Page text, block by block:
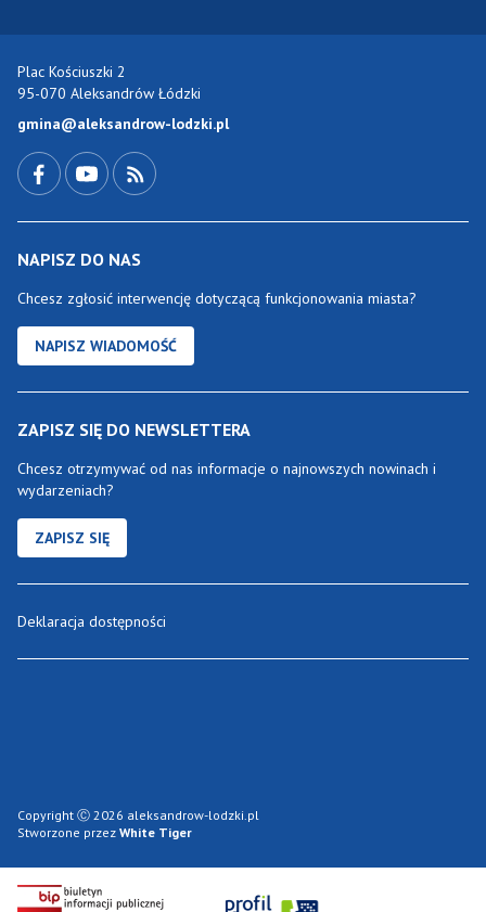
Plac Kościuszki 2
95-070 Aleksandrów Łódzki
gmina@aleksandrow-lodzki.pl
NAPISZ DO NAS
Chcesz zgłosić interwencję dotyczącą funkcjonowania miasta?
NAPISZ WIADOMOŚĆ
ZAPISZ SIĘ DO NEWSLETTERA
Chcesz otrzymywać od nas informacje o najnowszych nowinach i
wydarzeniach?
ZAPISZ SIĘ
Deklaracja dostępności
Copyright Ⓒ 2026 aleksandrow-lodzki.pl
Stworzone przez White Tiger